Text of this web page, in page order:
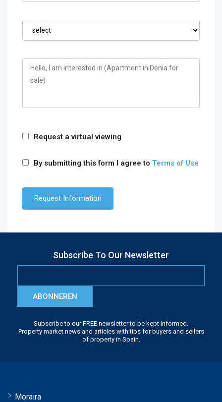
Request a virtual viewing
By submitting this form I agree to Terms of Use
Subscribe To Our Newsletter
ABONNEREN
Subscribe to our FREE newsletter to be kept informed.
Property market news and articles with tips for buyers and sellers
of property in Spain.
Moraira